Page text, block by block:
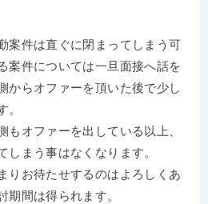
案件は直ぐに閉まってしまう可
案件については一旦面接へ話を
からオファーを頂いた後で少し
。
もオファーを出している以上、
しまう事はなくなります。
りお待たせするのはよろしくあ
期間は得られます。